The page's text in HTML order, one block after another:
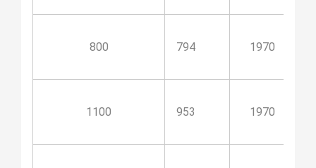
800 794 1970
1100 953 1970